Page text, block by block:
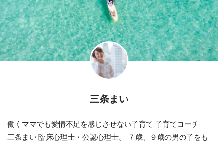
三条まい
働くママでも愛情不足を感じさせない子育て 子育てコーチ
三条まい 臨床心理士・公認心理士。 ７歳、９歳の男の子をも